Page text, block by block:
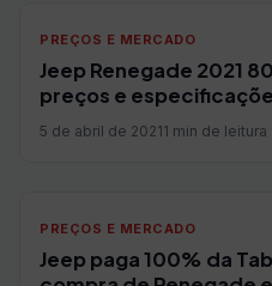
PREÇOS E MERCADO
Jeep Renegade 2021
preços e
5 de abril de 20211 min de leitura
PREÇOS E MERCADO
Jeep paga 100% da